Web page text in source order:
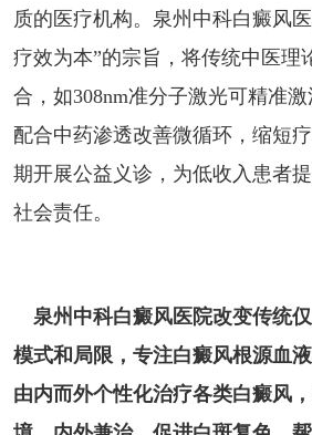
质的医疗机构。泉州中科白癜风
疗效为本”的宗旨，将传统中医理
合，如308nm准分子激光可精准激
配合中药渗透改善微循环，缩短
期开展公益义诊，为低收入患者
社会责任。
泉州中科白癜风医院改变传统
模式和局限，专注白癜风根源血
由内而外个性化治疗各类白癜风